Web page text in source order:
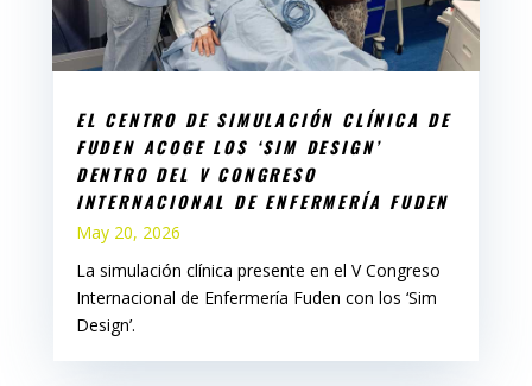
EL CENTRO DE SIMULACIÓN CLÍNICA DE
FUDEN ACOGE LOS ‘SIM DESIGN’
DENTRO DEL V CONGRESO
INTERNACIONAL DE ENFERMERÍA FUDEN
May 20, 2026
La simulación clínica presente en el V Congreso
Internacional de Enfermería Fuden con los ‘Sim
Design’.